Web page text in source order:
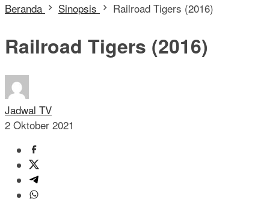
Beranda Sinopsis Railroad Tigers (2016)
Railroad Tigers (2016)
Jadwal TV
2 Oktober 2021